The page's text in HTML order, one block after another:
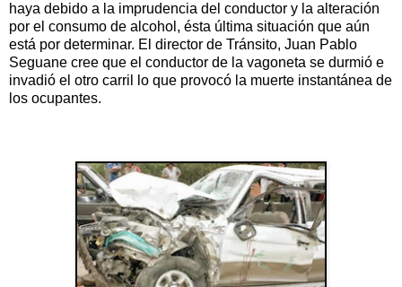
haya debido a la imprudencia del conductor y la alteración
por el consumo de alcohol, ésta última situación que aún
está por determinar. El director de Tránsito, Juan Pablo
Seguane cree que el conductor de la vagoneta se durmió e
invadió el otro carril lo que provocó la muerte instantánea de
los ocupantes.